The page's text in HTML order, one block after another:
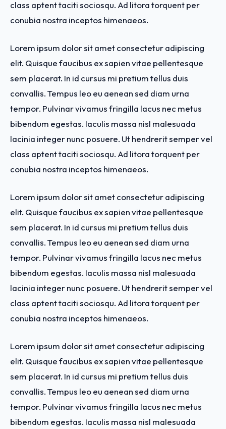
class aptent taciti sociosqu. Ad litora torquent per
conubia nostra inceptos himenaeos.
Lorem ipsum dolor sit amet consectetur adipiscing
elit. Quisque faucibus ex sapien vitae pellentesque
sem placerat. In id cursus mi pretium tellus duis
convallis. Tempus leo eu aenean sed diam urna
tempor. Pulvinar vivamus fringilla lacus nec metus
bibendum egestas. Iaculis massa nisl malesuada
lacinia integer nunc posuere. Ut hendrerit semper vel
class aptent taciti sociosqu. Ad litora torquent per
conubia nostra inceptos himenaeos.
Lorem ipsum dolor sit amet consectetur adipiscing
elit. Quisque faucibus ex sapien vitae pellentesque
sem placerat. In id cursus mi pretium tellus duis
convallis. Tempus leo eu aenean sed diam urna
tempor. Pulvinar vivamus fringilla lacus nec metus
bibendum egestas. Iaculis massa nisl malesuada
lacinia integer nunc posuere. Ut hendrerit semper vel
class aptent taciti sociosqu. Ad litora torquent per
conubia nostra inceptos himenaeos.
Lorem ipsum dolor sit amet consectetur adipiscing
elit. Quisque faucibus ex sapien vitae pellentesque
sem placerat. In id cursus mi pretium tellus duis
convallis. Tempus leo eu aenean sed diam urna
tempor. Pulvinar vivamus fringilla lacus nec metus
bibendum egestas. Iaculis massa nisl malesuada